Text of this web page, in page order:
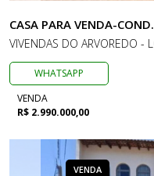
CASA PARA VENDA-
VIVENDAS DO ARVOREDO -
WHATSAPP
VENDA
R$ 2.990.000,00
VENDA